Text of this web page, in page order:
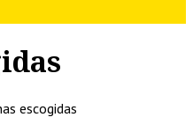
escogidas